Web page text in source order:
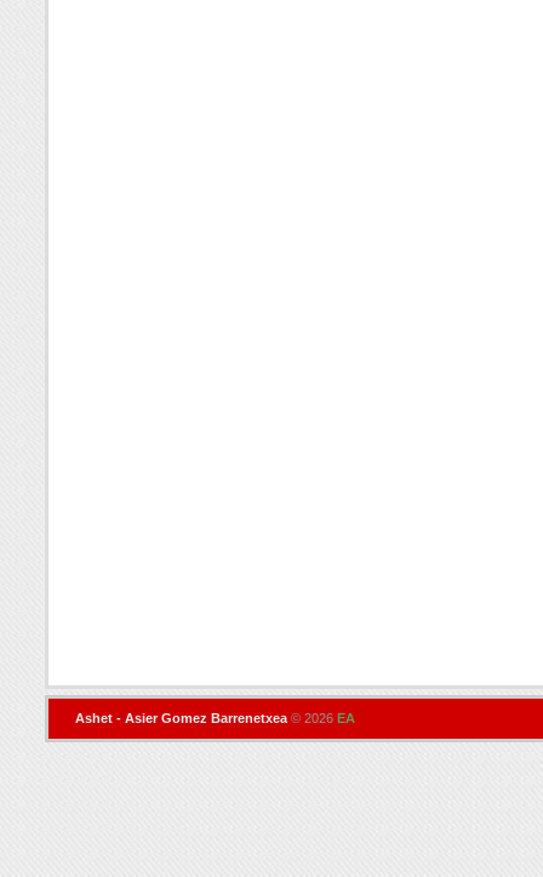
Ashet - Asier Gomez Barrenetxea © 2026 EA